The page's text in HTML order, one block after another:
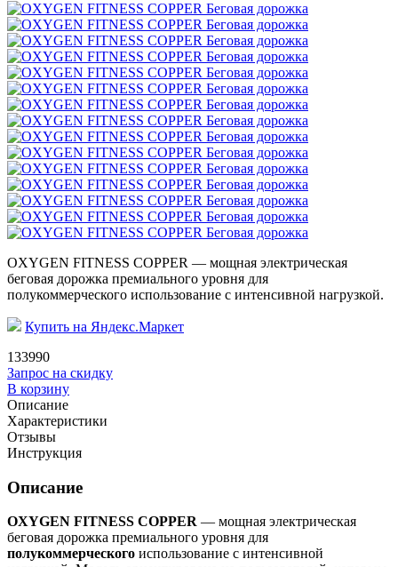
OXYGEN FITNESS COPPER — мощная электрическая
беговая дорожка премиального уровня для
полукоммерческого использование с интенсивной нагрузкой.
Купить на Яндекс.Маркет
133990
Запрос на скидку
В корзину
Описание
Характеристики
Отзывы
Инструкция
Описание
OXYGEN FITNESS COPPER — мощная электрическая
беговая дорожка премиального уровня для
полукоммерческого использование с интенсивной